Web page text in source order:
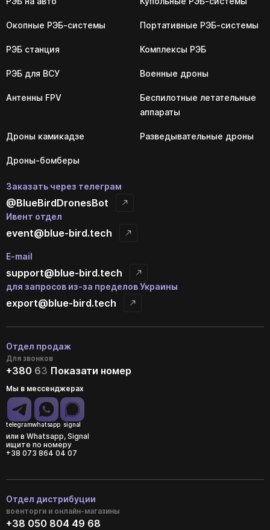
Окопные РЭБ-системы Портативные РЭБ-системы
РЭБ станция Комплексы РЭБ
РЭБ для ВСУ Военные дроны
Антенны FPV
Беспилотные летательные
аппараты
Дроны камикадзе Разведывательные дроны
Дроны-бомберы
Заказать через телеграм
@BlueBirdDronesBot
Ивент отдел
event@blue-bird.tech
E-mail
support@blue-bird.tech
для запросов из-за пределов Украины
export@blue-bird.tech
Отдел продаж
Для звонков
+380 63 Показати номер
Мы в мессенджерах
telegramwhatsapp signal
или в Whatsapp, Signal
ищите по номеру
+38 073 864 04 07
Отдел дистрибуции
военторги и онлайн-магазины
+38 050 804 49 68